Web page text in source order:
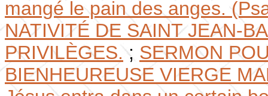
mangé le pain des anges.
NATIVITÉ DE SAINT JEAN-
PRIVILÈGES.; SERMON
BIENHEUREUSE VIERGE